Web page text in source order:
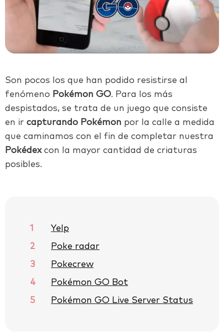
Son pocos los que han podido resistirse al
fenómeno Pokémon GO. Para los más
despistados, se trata de un juego que consiste
en ir capturando Pokémon por la calle a medida
que caminamos con el fin de completar nuestra
Pokédexcon la mayor cantidad de criaturas
posibles.
1
Yelp
2
Poke radar
3
Pokecrew
4
Pokémon GO Bot
5
Pokémon GO Live Server Status